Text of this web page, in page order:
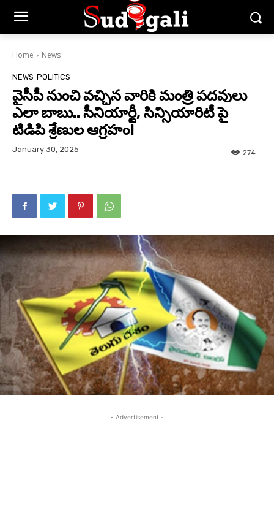
Home News
NEWS POLITICS
వైసీపీ నుంచి వచ్చిన వారికి మంత్రి పదవులు
ఎలా బాబు.. సీనియార్టీ, సిన్సియారిటీ పై
టిడిపి శ్రేణుల ఆగ్రహం!
January 30, 2025 274
- Advertisement -